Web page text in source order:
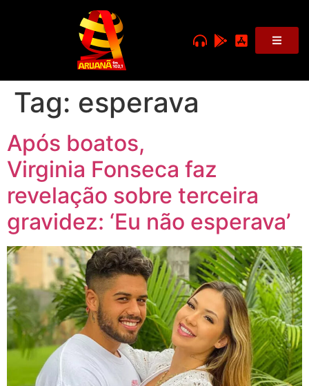
Tag: esperava
Após boatos,
Virginia Fonseca faz
revelação sobre terceira
gravidez: ‘Eu não esperava’